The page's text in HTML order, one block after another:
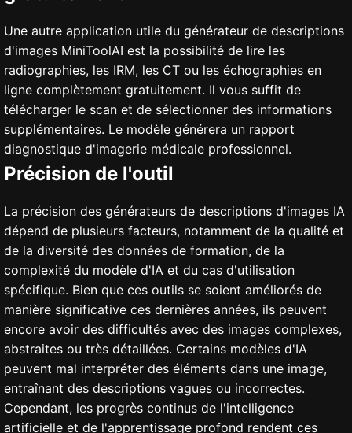
Une autre application utile du générateur de descriptions
d'images MiniToolAI est la possibilité de lire les
radiographies, les IRM, les CT ou les échographies en
ligne complètement gratuitement. Il vous suffit de
télécharger le scan et de sélectionner des informations
supplémentaires. Le modèle générera un rapport
diagnostique d'imagerie médicale professionnel.
Précision de l'outil
La précision des générateurs de descriptions d'images IA
dépend de plusieurs facteurs, notamment de la qualité et
de la diversité des données de formation, de la
complexité du modèle d'IA et du cas d'utilisation
spécifique. Bien que ces outils se soient améliorés de
manière significative ces dernières années, ils peuvent
encore avoir des difficultés avec des images complexes,
abstraites ou très détaillées. Certains modèles d'IA
peuvent mal interpréter des éléments dans une image,
entraînant des descriptions vagues ou incorrectes.
Cependant, les progrès continus de l'intelligence
artificielle et de l'apprentissage profond rendent ces